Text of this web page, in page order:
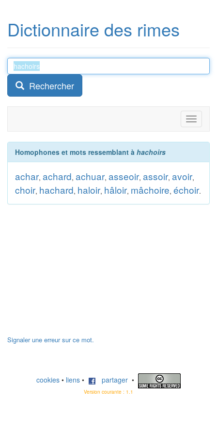
Dictionnaire des rimes
Rechercher
Toggle
Homophones et mots ressemblant à hachoirs
achar, achard, achuar, asseoir, assoir, avoir,
choir, hachard, haloir, hâloir, mâchoire, échoir.
Signaler une erreur sur ce mot.
cookies • liens • partager •
Version courante : 1.1